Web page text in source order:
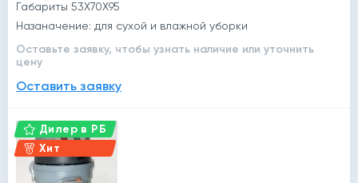
Габариты 53Х70Х95
Назаначение: для сухой и влажной уборки
Оставьте заявку, чтобы узнать наличие или уточнить
цену
Оставить заявку
Дилер в РБ
Хит